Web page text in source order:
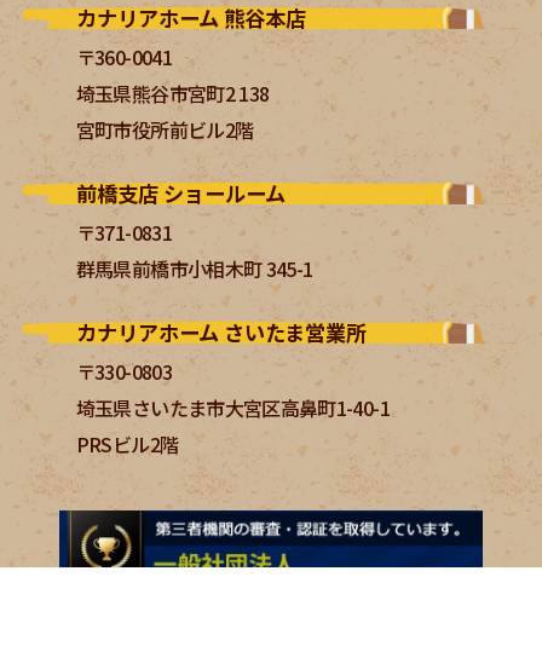
カナリアホーム 熊谷本店
〒360-0041
埼玉県熊谷市宮町2 138
宮町市役所前ビル2階
前橋支店 ショールーム
〒371-0831
群馬県前橋市小相木町 345-1
カナリアホーム さいたま営業所
〒330-0803
埼玉県さいたま市大宮区高鼻町1-40-1
PRSビル2階